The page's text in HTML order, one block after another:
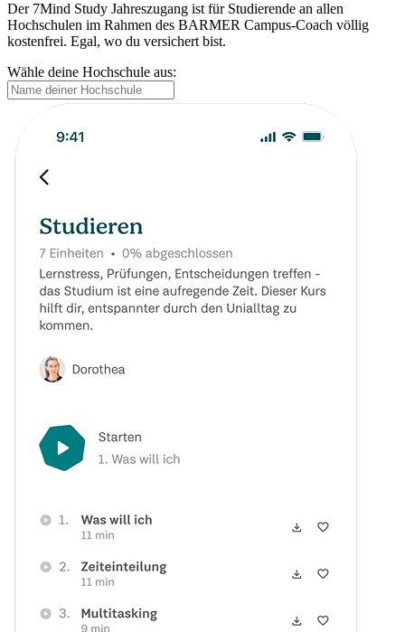
Der 7Mind Study Jahreszugang ist für Studierende an allen
Hochschulen im Rahmen des BARMER Campus-Coach völlig
kostenfrei. Egal, wo du versichert bist.
Wähle deine Hochschule aus: